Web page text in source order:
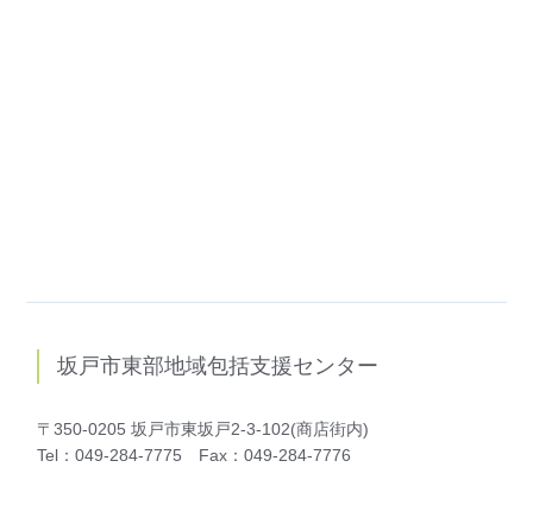
坂戸市東部地域包括支援センター
〒350-0205 坂戸市東坂戸2-3-102(商店街内)
Tel：049-284-7775 Fax：049-284-7776